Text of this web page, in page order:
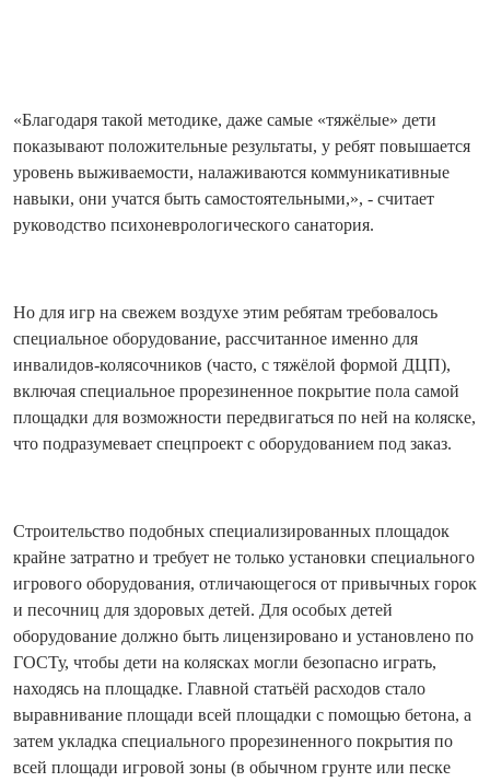
«Благодаря такой методике, даже самые «тяжёлые» дети
показывают положительные результаты, у ребят повышается
уровень выживаемости, налаживаются коммуникативные
навыки, они учатся быть самостоятельными,», - считает
руководство психоневрологического санатория.
Но для игр на свежем воздухе этим ребятам требовалось
специальное оборудование, рассчитанное именно для
инвалидов-колясочников (часто, с тяжёлой формой ДЦП),
включая специальное прорезиненное покрытие пола самой
площадки для возможности передвигаться по ней на коляске,
что подразумевает спецпроект с оборудованием под заказ.
Строительство подобных специализированных площадок
крайне затратно и требует не только установки специального
игрового оборудования, отличающегося от привычных горок
и песочниц для здоровых детей. Для особых детей
оборудование должно быть лицензировано и установлено по
ГОСТу, чтобы дети на колясках могли безопасно играть,
находясь на площадке. Главной статьёй расходов стало
выравнивание площади всей площадки с помощью бетона, а
затем укладка специального прорезиненного покрытия по
всей площади игровой зоны (в обычном грунте или песке